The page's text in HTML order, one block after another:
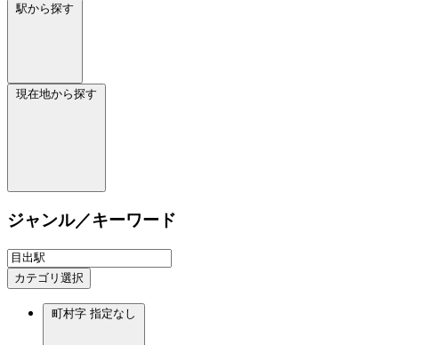
駅から探す
現在地から探す
ジャンル／キーワード
カテゴリ選択
町村字 指定なし